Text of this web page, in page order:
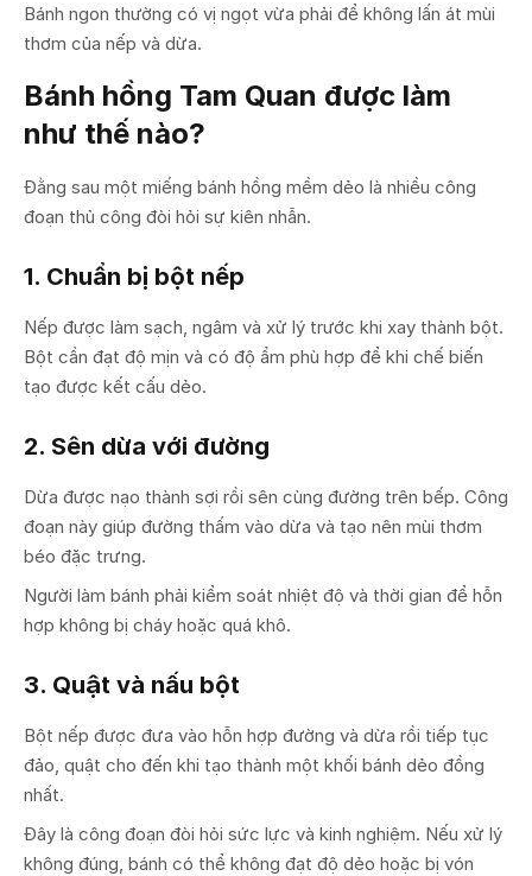
Bánh ngon thường có vị ngọt vừa phải để không lấn át mùi
thơm của nếp và dừa.
Bánh hồng Tam Quan được làm
như thế nào?
Đằng sau một miếng bánh hồng mềm dẻo là nhiều công
đoạn thủ công đòi hỏi sự kiên nhẫn.
1. Chuẩn bị bột nếp
Nếp được làm sạch, ngâm và xử lý trước khi xay thành bột.
Bột cần đạt độ mịn và có độ ẩm phù hợp để khi chế biến
tạo được kết cấu dẻo.
2. Sên dừa với đường
Dừa được nạo thành sợi rồi sên cùng đường trên bếp. Công
đoạn này giúp đường thấm vào dừa và tạo nên mùi thơm
béo đặc trưng.
Người làm bánh phải kiểm soát nhiệt độ và thời gian để hỗn
hợp không bị cháy hoặc quá khô.
3. Quật và nấu bột
Bột nếp được đưa vào hỗn hợp đường và dừa rồi tiếp tục
đảo, quật cho đến khi tạo thành một khối bánh dẻo đồng
nhất.
Đây là công đoạn đòi hỏi sức lực và kinh nghiệm. Nếu xử lý
không đúng, bánh có thể không đạt độ dẻo hoặc bị vón